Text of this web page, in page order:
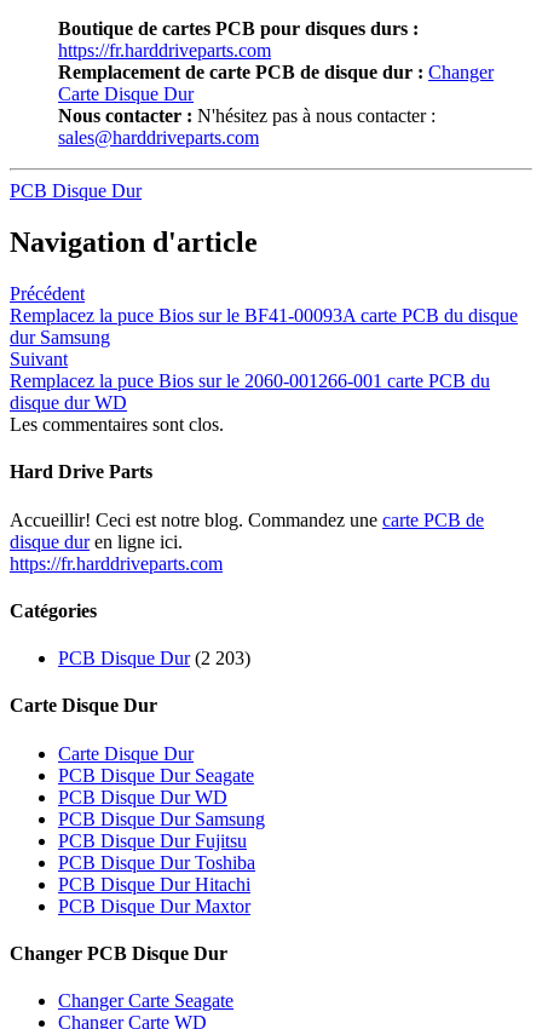
Boutique de cartes PCB pour disques durs :
https://fr.harddriveparts.com
Remplacement de carte PCB de disque dur : Changer
Carte Disque Dur
Nous contacter : N'hésitez pas à nous contacter :
sales@harddriveparts.com
PCB Disque Dur
Navigation d'article
Précédent
Remplacez la puce Bios sur le BF41-00093A carte PCB du disque
dur Samsung
Suivant
Remplacez la puce Bios sur le 2060-001266-001 carte PCB du
disque dur WD
Les commentaires sont clos.
Hard Drive Parts
Accueillir! Ceci est notre blog. Commandez une carte PCB de
disque duren ligne ici.
https://fr.harddriveparts.com
Catégories
PCB Disque Dur(2 203)
Carte Disque Dur
Carte Disque Dur
PCB Disque Dur Seagate
PCB Disque Dur WD
PCB Disque Dur Samsung
PCB Disque Dur Fujitsu
PCB Disque Dur Toshiba
PCB Disque Dur Hitachi
PCB Disque Dur Maxtor
Changer PCB Disque Dur
Changer Carte Seagate
Changer Carte WD